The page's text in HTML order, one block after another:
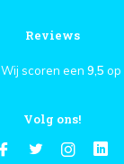
Reviews
Wij scoren een 9,5 op
Volg ons!